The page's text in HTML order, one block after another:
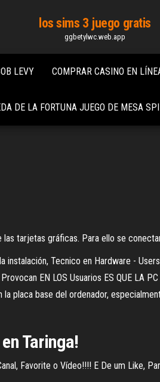
los sims 3 juego gratis
ggbetylwc.web.app
LEVY COMPRAR CASINO EN
DE LA FORTUNA JUEGO DE MESA
tarjetas gráficas. Para ello se
instalación, Tecnico en Hardware -
EN LOS Usuarios ES QUE LA
placa base del ordenador,
Taringa!
Favorite o Vídeo!!!! E De um Like,